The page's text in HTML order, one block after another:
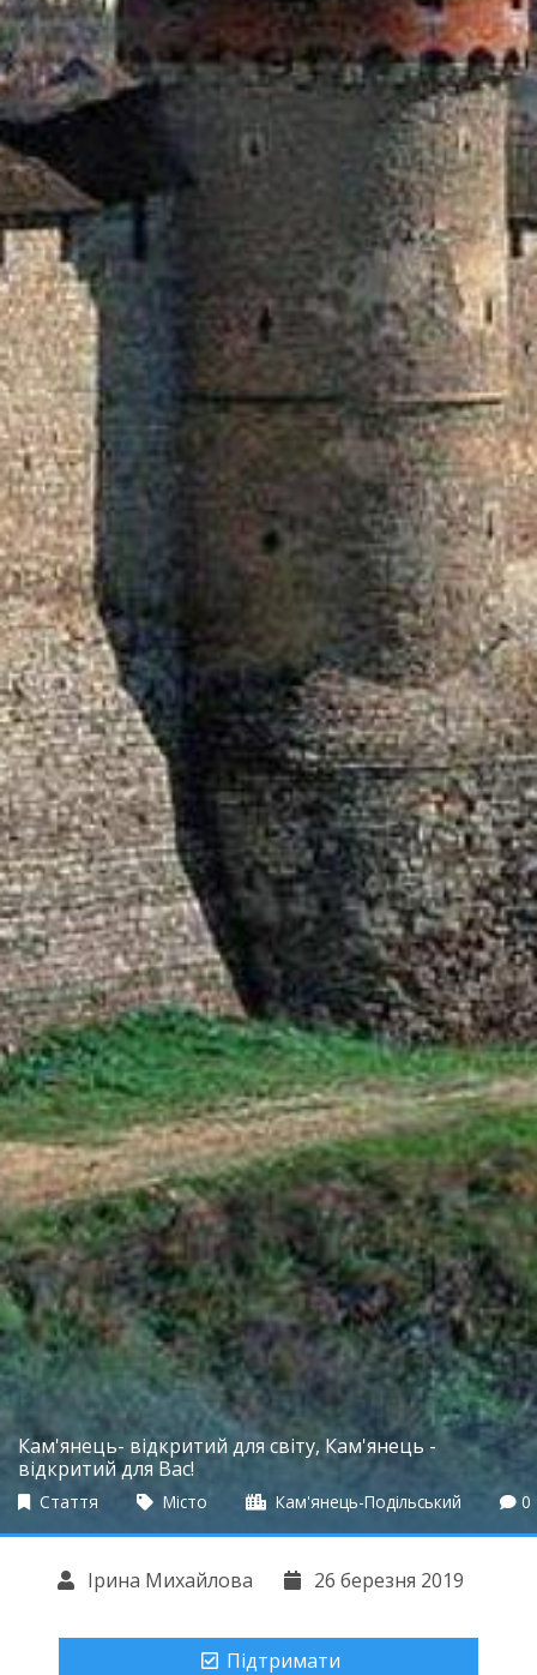
Кам'янець- відкритий для світу, Кам'янець -
відкритий для Вас!
Стаття Місто Кам'янець-Подільський 0
Ірина Михайлова 26 березня 2019
Підтримати